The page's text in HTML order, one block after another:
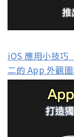
iOS 應用小技巧
二的 App 外觀圖